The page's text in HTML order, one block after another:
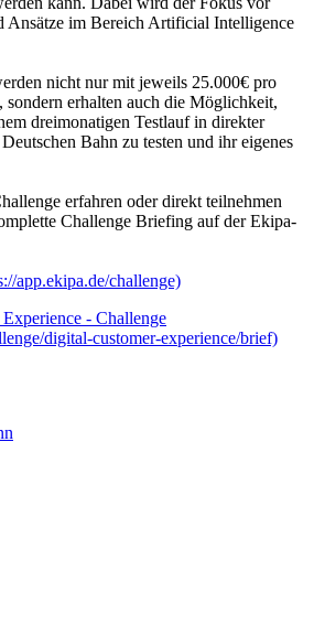
Ansätze im Bereich Artificial Intelligence
nicht nur mit jeweils 25.000€ pro
erhalten auch die Möglichkeit,
dreimonatigen Testlauf in direkter
Bahn zu testen und ihr eigenes
erfahren oder direkt teilnehmen
Challenge Briefing auf der Ekipa-
app.ekipa.de/challenge)
- Challenge
digital-customer-experience/brief)